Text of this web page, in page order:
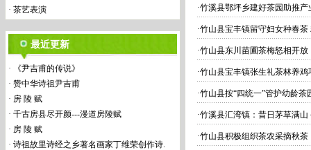
· 茶艺表演
最近更新
· 《尹吉甫的传说》
· 赞中华诗祖尹吉甫
· 房 陵 赋
· 千古房县尽开颜---漫道房陵赋
· 房 陵 赋
· 诗祖故里诗经之乡著名画家丁维荣创作诗.
·竹溪县鄂坪乡建好茶园助推产
·竹山县宝丰镇留守妇女种春茶
·竹山县东川苗圃茶梅怒相开放
·竹山县宝丰镇张生礼茶林养鸡
·竹山县按“四统一”管护幼龄茶
·竹溪县汇湾镇：昔日茅草满山
·竹山县积极组织茶农采摘秋茶